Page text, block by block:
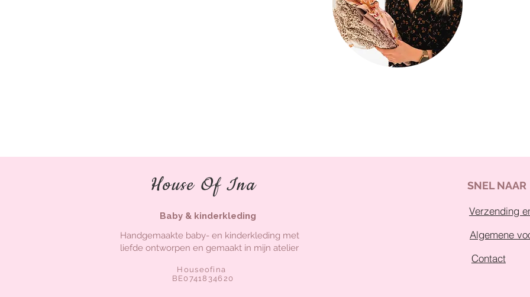
House Of Ina
Baby & kinderkleding
Handgemaakte baby- en kinderkleding met
liefde ontworpen en gemaakt in mijn atelier
Houseofina
BE0741834620
SNEL NAAR
Verzending
Algemene
Contact